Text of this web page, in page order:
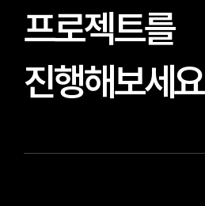
프로젝트를
진행해보세요